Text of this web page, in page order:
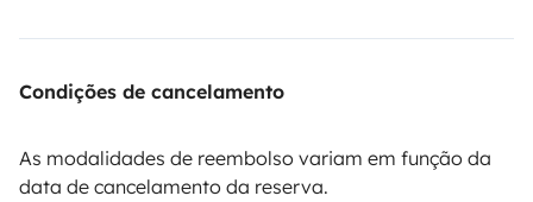
Condições de cancelamento
As modalidades de reembolso variam em função da
data de cancelamento da reserva.